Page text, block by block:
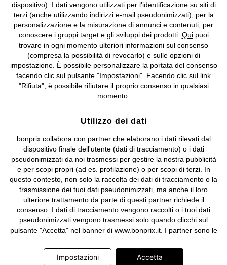
2026 bonprix. Tutti i diritti riservati.
bonprix S.r.l. con socio unico, sede legale: via Adua 33 - 13855
Valdengo (BI) C.F. 01510910027 - P.I. 01939830020, Reg. Imprese di
Biella n. 01510910027, R.E.A. BI - 171345, N. Reg. Pile:
IT09060P00000858, N. Reg. AEE: IT08020000002105 Capitale
Sociale: euro 1.000.000 i.v, Società soggetta all'attività di direzione
e coordinamento di bonprix Beteiligungs -Verwaltungsgesellschaft
mbH.
dispositivo). I dati vengono utilizzati per l'identificazione su siti di
terzi (anche utilizzando indirizzi e-mail pseudonimizzati), per la
personalizzazione e la misurazione di annunci e contenuti, per
conoscere i gruppi target e gli sviluppi dei prodotti. Quipuoi
trovare in ogni momento ulteriori informazioni sul consenso
(compresa la possibilità di revocarlo) e sulle opzioni di
impostazione. È possibile personalizzare la portata del consenso
facendo clic sul pulsante "Impostazioni". Facendo clic sul link
"Rifiuta", è possibile rifiutare il proprio consenso in qualsiasi
momento.
Utilizzo dei dati
bonprix collabora con partner che elaborano i dati rilevati dal
dispositivo finale dell'utente (dati di tracciamento) o i dati
pseudonimizzati da noi trasmessi per gestire la nostra pubblicità
e per scopi propri (ad es. profilazione) o per scopi di terzi. In
questo contesto, non solo la raccolta dei dati di tracciamento o la
trasmissione dei tuoi dati pseudonimizzati, ma anche il loro
ulteriore trattamento da parte di questi partner richiede il
consenso. I dati di tracciamento vengono raccolti o i tuoi dati
pseudonimizzati vengono trasmessi solo quando clicchi sul
pulsante "Accetta" nel banner di www.bonprix.it. I partner sono le
Limited, Hurra Communications GmbH, ID5 Technology Ltd,
Meta Platforms Ireland Limited, Microsoft Ireland Operations
Impostazioni Accetta